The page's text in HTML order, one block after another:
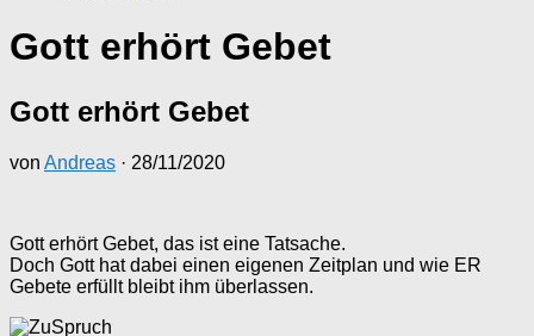
Gott erhört Gebet
Gott erhört Gebet
von Andreas · 28/11/2020
Gott erhört Gebet, das ist eine Tatsache.
Doch Gott hat dabei einen eigenen Zeitplan und wie ER
Gebete erfüllt bleibt ihm überlassen.